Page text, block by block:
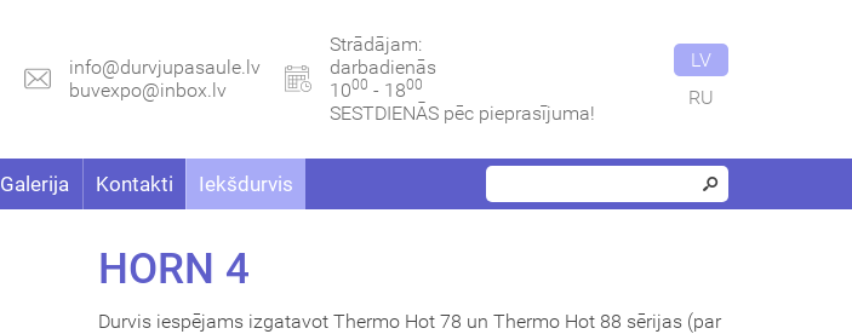
info@durvjupasaule.lv
buvexpo@inbox.lv
Strādājam:
darbadienās
1000 - 1800
SESTDIENĀS pēc pieprasījuma!
LV
RU
Galerija Kontakti Iekšdurvis
HORN 4
Durvis iespējams izgatavot Thermo Hot 78 un Thermo Hot 88 sērijas (par